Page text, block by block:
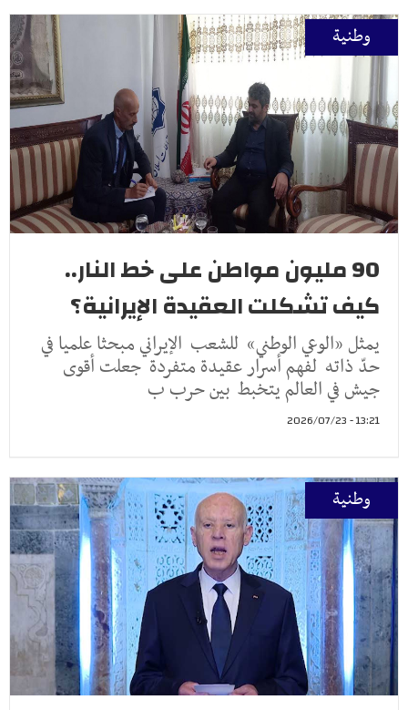
وطنية
90 مليون مواطن على خط النار..
كيف تشكلت العقيدة الإيرانية؟
يمثل «الوعي الوطني» للشعب الإيراني مبحثا علميا في
حدّ ذاته لفهم أسرار عقيدة متفردة جعلت أقوى
جيش في العالم يتخبط بين حرب ب
13:21 - 2026/07/23
وطنية